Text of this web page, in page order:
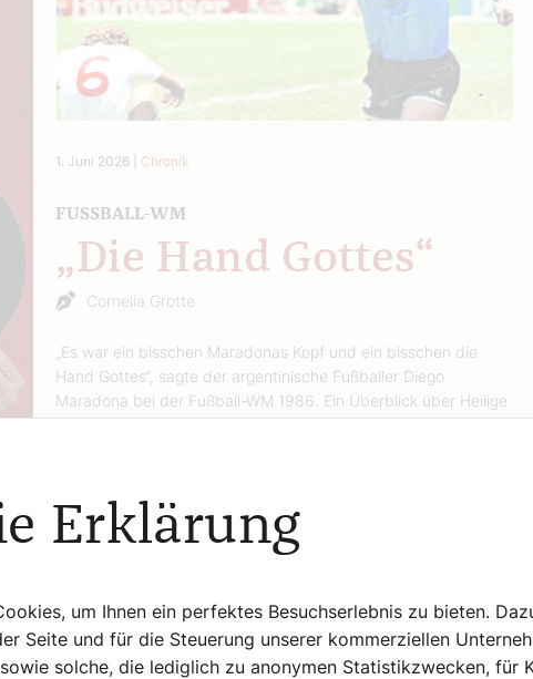
1. Juni 2026 Chronik
FUSSBALL-WM
„Die Hand Gottes“
Cornelia Grotte
„Es war ein bisschen Maradonas Kopf und ein bisschen die
Hand Gottes“, sagte der argentinische Fußballer Diego
Maradona bei der Fußball-WM 1986. Ein Überblick über Heilige
zum internationalen Sportgroßevent vom 11. Juni bis zum 15.
Erklärung
um Ihnen ein perfektes Besuchserlebnis zu bieten.
Seite und für die Steuerung unserer kommerziellen
solche, die lediglich zu anonymen Statistikzwecken, für